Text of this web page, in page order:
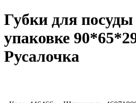
Губки для
упаковке
Русалочка